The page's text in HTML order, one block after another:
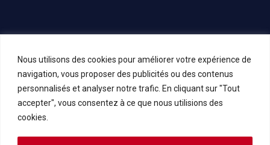
Nous utilisons des cookies pour améliorer votre expérience de
navigation, vous proposer des publicités ou des contenus
personnalisés et analyser notre trafic. En cliquant sur "Tout
accepter", vous consentez à ce que nous utilisions des
cookies.